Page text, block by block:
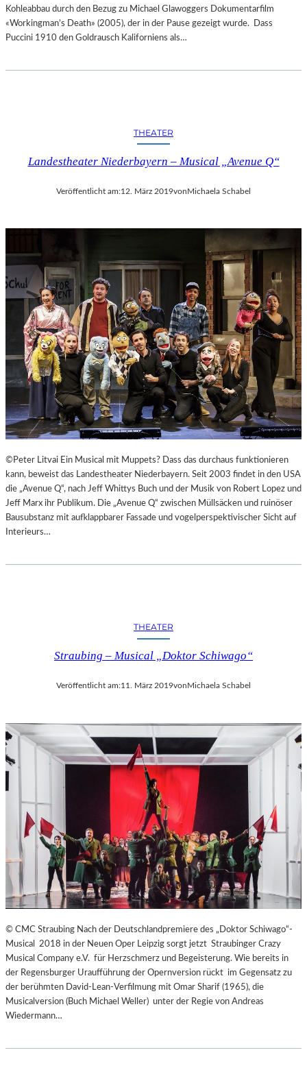
Kohleabbau durch den Bezug zu Michael Glawoggers Dokumentarfilm
«Workingman’s Death» (2005), der in der Pause gezeigt wurde. Dass
Puccini 1910 den Goldrausch Kaliforniens als…
THEATER
Landestheater Niederbayern – Musical „Avenue Q“
Veröffentlicht am:12. März 2019vonMichaela Schabel
©Peter Litvai Ein Musical mit Muppets? Dass das durchaus funktionieren
kann, beweist das Landestheater Niederbayern. Seit 2003 findet in den USA
die „Avenue Q“, nach Jeff Whittys Buch und der Musik von Robert Lopez und
Jeff Marx ihr Publikum. Die „Avenue Q“ zwischen Müllsäcken und ruinöser
Bausubstanz mit aufklappbarer Fassade und vogelperspektivischer Sicht auf
Interieurs…
THEATER
Straubing – Musical „Doktor Schiwago“
Veröffentlicht am:11. März 2019von Michaela Schabel
© CMC Straubing Nach der Deutschlandpremiere des „Doktor Schiwago“-
Musical 2018 in der Neuen Oper Leipzig sorgt jetzt Straubinger Crazy
Musical Company e.V. für Herzschmerz und Begeisterung. Wie bereits in
der Regensburger Uraufführung der Opernversion rückt im Gegensatz zu
der berühmten David-Lean-Verfilmung mit Omar Sharif (1965), die
Musicalversion (Buch Michael Weller) unter der Regie von Andreas
Wiedermann…